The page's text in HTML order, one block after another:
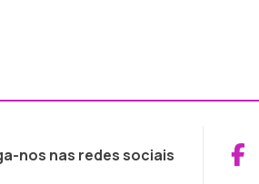
nos nas redes sociais